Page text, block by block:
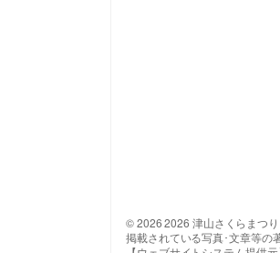
© 2026 2026 津山さくらまつり
掲載されている写真･文章等の